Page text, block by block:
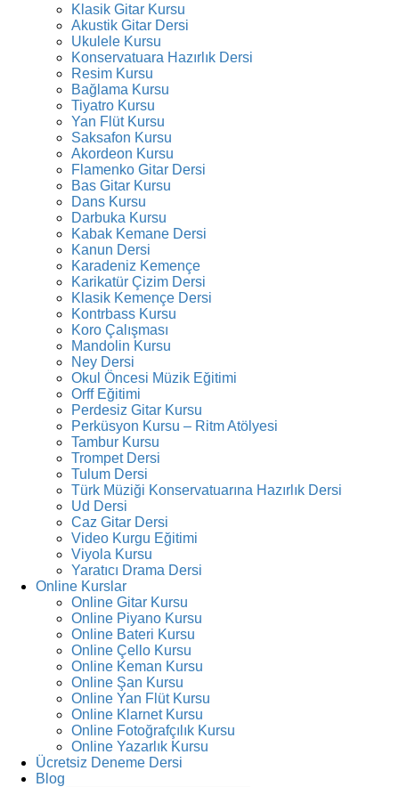
Klasik Gitar Kursu
Akustik Gitar Dersi
Ukulele Kursu
Konservatuara Hazırlık Dersi
Resim Kursu
Bağlama Kursu
Tiyatro Kursu
Yan Flüt Kursu
Saksafon Kursu
Akordeon Kursu
Flamenko Gitar Dersi
Bas Gitar Kursu
Dans Kursu
Darbuka Kursu
Kabak Kemane Dersi
Kanun Dersi
Karadeniz Kemençe
Karikatür Çizim Dersi
Klasik Kemençe Dersi
Kontrbass Kursu
Koro Çalışması
Mandolin Kursu
Ney Dersi
Okul Öncesi Müzik Eğitimi
Orff Eğitimi
Perdesiz Gitar Kursu
Perküsyon Kursu – Ritm Atölyesi
Tambur Kursu
Trompet Dersi
Tulum Dersi
Türk Müziği Konservatuarına Hazırlık Dersi
Ud Dersi
Caz Gitar Dersi
Video Kurgu Eğitimi
Viyola Kursu
Yaratıcı Drama Dersi
Online Kurslar
Online Gitar Kursu
Online Piyano Kursu
Online Bateri Kursu
Online Çello Kursu
Online Keman Kursu
Online Şan Kursu
Online Yan Flüt Kursu
Online Klarnet Kursu
Online Fotoğrafçılık Kursu
Online Yazarlık Kursu
Ücretsiz Deneme Dersi
Blog